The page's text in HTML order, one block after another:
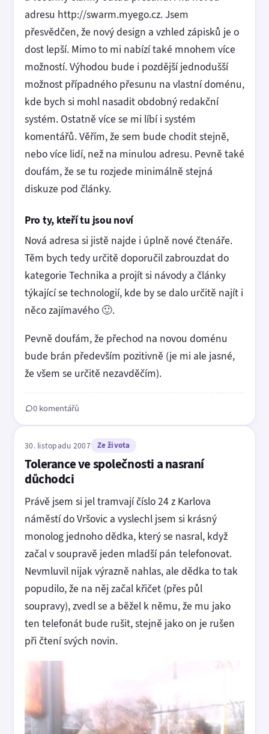
adresu http://swarm.myego.cz. Jsem
přesvědčen, že nový design a vzhled zápisků je o
dost lepší. Mimo to mi nabízí také mnohem více
možností. Výhodou bude i pozdější jednodušší
možnost případného přesunu na vlastní doménu,
kde bych si mohl nasadit obdobný redakční
systém. Ostatně více se mi líbí i systém
komentářů. Věřím, že sem bude chodit stejně,
nebo více lidí, než na minulou adresu. Pevně také
doufám, že se tu rozjede minimálně stejná
diskuze pod články.
Pro ty, kteří tu jsou noví
Nová adresa si jistě najde i úplně nové čtenáře.
Těm bych tedy určitě doporučil zabrouzdat do
kategorie Technika a projít si návody a články
týkající se technologií, kde by se dalo určitě najít i
něco zajímavého 🙂.
Pevně doufám, že přechod na novou doménu
bude brán především pozitivně (je mi ale jasné,
že všem se určitě nezavděčím).
0 komentářů
30. listopadu 2007 Ze života
Tolerance ve společnosti a nasraní
důchodci
Právě jsem si jel tramvají číslo 24 z Karlova
náměstí do Vršovic a vyslechl jsem si krásný
monolog jednoho dědka, který se nasral, když
začal v soupravě jeden mladší pán telefonovat.
Nevmluvil nijak výrazně nahlas, ale dědka to tak
popudilo, že na něj začal křičet (přes půl
soupravy), zvedl se a běžel k němu, že mu jako
ten telefonát bude rušit, stejně jako on je rušen
při čtení svých novin.